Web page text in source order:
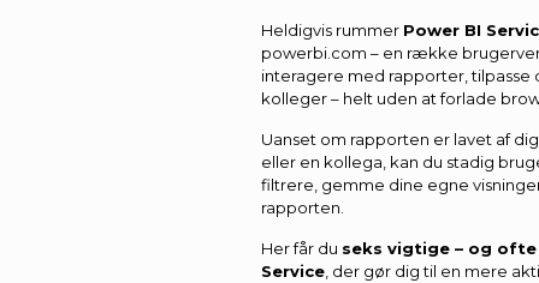
Heldigvis rummer Power BI
powerbi.com – en række
interagere med rapporter,
kolleger – helt uden at forlade
Uanset om rapporten er lavet af
eller en kollega, kan du stadig
filtrere, gemme dine egne
rapporten.
Her får du seks vigtige – og
Service , der gør dig til en mere